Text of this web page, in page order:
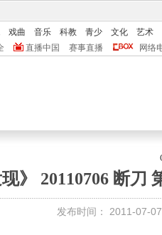
戏曲 音乐 科教 青少 文化
艺术
直播中国 赛事直播 网络
现》 20110706 断刀
发布时间： 2011-07-